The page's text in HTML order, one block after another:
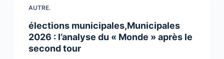
AUTRE.
élections municipales,Municipales
2026 : l’analyse du « Monde » après le
second tour